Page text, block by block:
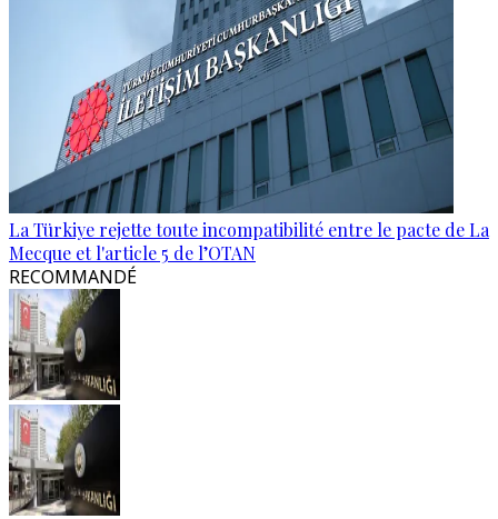
La Türkiye rejette toute incompatibilité entre le pacte de La
Mecque et l'article 5 de l’OTAN
RECOMMANDÉ